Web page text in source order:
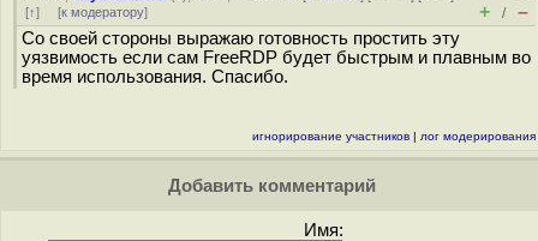
[↑] [к модератору] + / –
Со своей стороны выражаю готовность простить эту
уязвимость если сам FreeRDP будет быстрым и плавным во
время использования. Спасибо.
игнорирование участников | лог модерирования
Добавить комментарий
Имя: